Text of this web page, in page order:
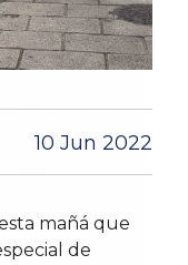
10 Jun 2022
mañá que
de